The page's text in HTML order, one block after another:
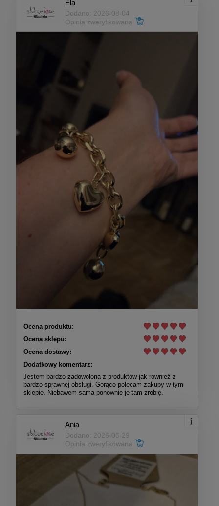
Ela
Dodano: 2026-08-04
Opinia zweryfikowana
Ocena produktu:
Ocena sklepu:
Ocena dostawy:
Dodatkowy komentarz:
Jestem bardzo zadowolona z produktów jak również z
bardzo sprawnej obsługi. Gorąco polecam zakupy w tym
sklepie. Niebawem sama ponownie je tam zrobię.
Ania
Dodano: 2026-06-29
Opinia zweryfikowana